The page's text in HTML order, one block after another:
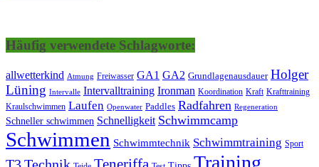
Häufig verwendete Schlagworte:
allwetterkind Atmung Freiwasser GA1 GA2 Grundlagenausdauer Holger
Lüning Intervalle Intervalltraining Ironman Koordination Kraft Krafttraining
Kraulschwimmen Laufen Openwater Paddles Radfahren Regeneration
Schneller schwimmen Schnelligkeit Schwimmcamp
Schwimmen Schwimmtechnik Schwimmtraining Sport
Training